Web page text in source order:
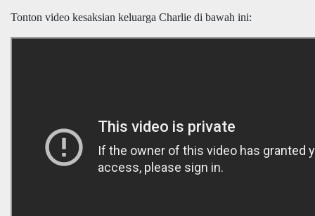
Tonton video kesaksian keluarga Charlie di bawah ini: